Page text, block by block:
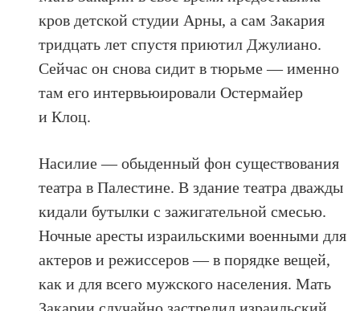
кров детской студии Арны, а cам Закария
тридцать лет спустя приютил Джулиано.
Сейчас он снова сидит в тюрьме — именно
там его интервьюировали Остермайер
и Клоц.
Насилие — обыденный фон существования
театра в Палестине. В здание театра дважды
кидали бутылки с зажигательной смесью.
Ночные аресты израильскими военными для
актеров и режиссеров — в порядке вещей,
как и для всего мужского населения. Мать